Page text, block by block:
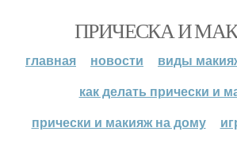
ПРИЧЕСКА И
главная новости
виды
как делать прически и
прически и макияж на дому